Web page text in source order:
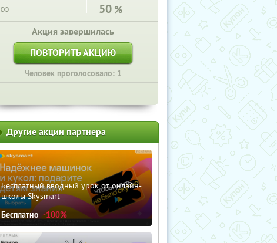
∞ 50 %
Акция завершилась
ПОВТОРИТЬ АКЦИЮ
Человек проголосовало: 1
Другие акции партнера
Бесплатный вводный урок от онлайн-
школы Skysmart
Бесплатно -100%